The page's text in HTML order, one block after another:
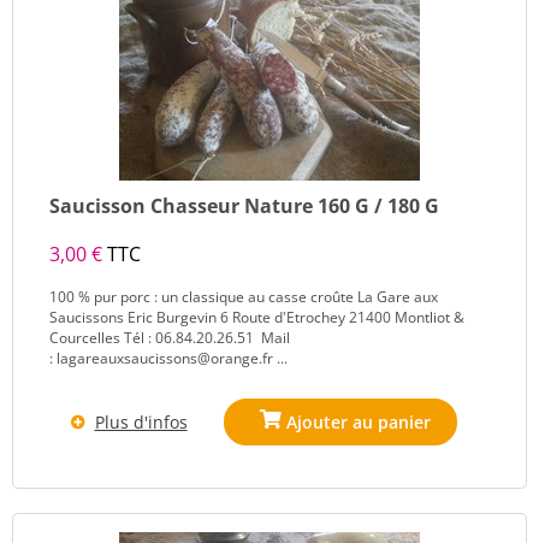
Saucisson Chasseur Nature 160 G / 180 G
3,00 €TTC
100 % pur porc : un classique au casse croûte La Gare aux
Saucissons Eric Burgevin 6 Route d'Etrochey 21400 Montliot &
Courcelles Tél : 06.84.20.26.51 Mail
: lagareauxsaucissons@orange.fr ...
Plus d'infos